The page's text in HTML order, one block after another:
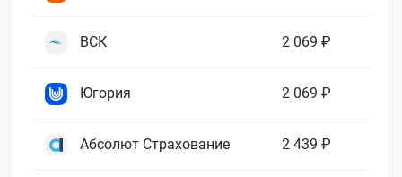
ВСК 2 069 ₽
Югория 2 069 ₽
Абсолют Страхование 2 439 ₽